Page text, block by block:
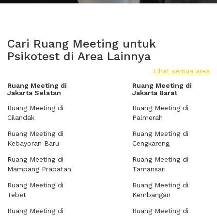
Cari Ruang Meeting untuk
Psikotest di Area Lainnya
Lihat semua area
Ruang Meeting di
Jakarta Selatan
Ruang Meeting di
Cilandak
Ruang Meeting di
Kebayoran Baru
Ruang Meeting di
Mampang Prapatan
Ruang Meeting di
Tebet
Ruang Meeting di
Ruang Meeting di
Jakarta Barat
Ruang Meeting di
Palmerah
Ruang Meeting di
Cengkareng
Ruang Meeting di
Tamansari
Ruang Meeting di
Kembangan
Ruang Meeting di